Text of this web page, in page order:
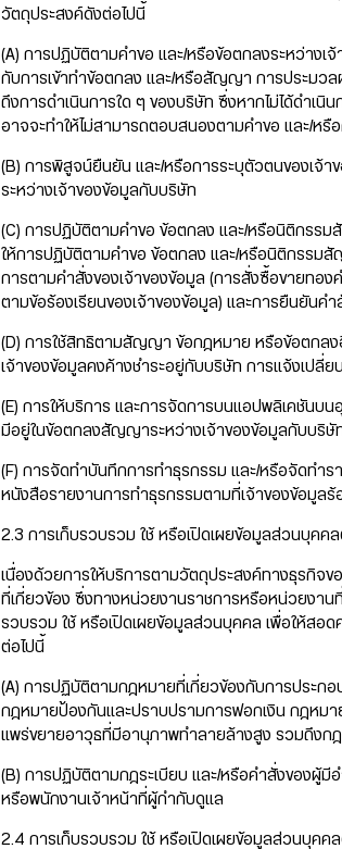
วัตถุประสงค์ดังต่อไปนี้
(A) การปฏิบัติตามคำขอ และ/หรือข้อตกลงระหว่าง
กับการเข้าทำข้อตกลง และ/หรือสัญญา การประมว
ถึงการดำเนินการใด ๆ ของบริษัท ซึ่งหากไม่ได้ดำเ
อาจจะทำให้ไม่สามารถตอบสนองตามคำขอ และ/หรื
(B) การพิสูจน์ยืนยัน และ/หรือการระบุตัวตนของเจ้า
ระหว่างเจ้าของข้อมูลกับบริษัท
(C) การปฏิบัติตามคำขอ ข้อตกลง และ/หรือนิติกรร
ให้การปฏิบัติตามคำขอ ข้อตกลง และ/หรือนิติกรรม
การตามคำสั่งของเจ้าของข้อมูล (การสั่งซื้อขายทอง
ตามข้อร้องเรียนของเจ้าของข้อมูล) และการยืนยันคำ
(D) การใช้สิทธิตามสัญญา ข้อกฎหมาย หรือข้อตกลง
เจ้าของข้อมูลคงค้างชำระอยู่กับบริษัท การแจ้งเปลี่
(E) การให้บริการ และการจัดการบนแอปพลิเคชัน
มีอยู่ในข้อตกลงสัญญาระหว่างเจ้าของข้อมูลกับบริ
(F) การจัดทำบันทึกการทำธุรกรรม และ/หรือจัดทำ
หนังสือรายงานการทำธุรกรรมตามที่เจ้าของข้อมูล
2.3 การเก็บรวบรวม ใช้ หรือเปิดเผยข้อมูลส่วนบุค
เนื่องด้วยการให้บริการตามวัตถุประสงค์ทางธุรกิจ
ที่เกี่ยวข้อง ซึ่งทางหน่วยงานราชการหรือหน่วยงา
รวบรวม ใช้ หรือเปิดเผยข้อมูลส่วนบุคคล เพื่อให้สอ
ต่อไปนี้
(A) การปฏิบัติตามกฎหมายที่เกี่ยวข้องกับการประก
กฎหมายป้องกันและปราบปรามการฟอกเงิน กฎหม
แพร่ขยายอาวุธที่มีอานุภาพทำลายล้างสูง รวมถึงก
(B) การปฏิบัติตามกฎระเบียบ และ/หรือคำสั่งของผู้
หรือพนักงานเจ้าหน้าที่ผู้กำกับดูแล
2.4 การเก็บรวบรวม ใช้ หรือเปิดเผยข้อมูลส่วนบุคค